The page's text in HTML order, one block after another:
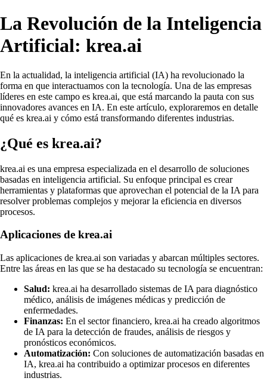
La Revolución de la Inteligencia
Artificial: krea.ai
En la actualidad, la inteligencia artificial (IA) ha revolucionado la
forma en que interactuamos con la tecnología. Una de las empresas
líderes en este campo es krea.ai, que está marcando la pauta con sus
innovadores avances en IA. En este artículo, exploraremos en detalle
qué es krea.ai y cómo está transformando diferentes industrias.
¿Qué es krea.ai?
krea.ai es una empresa especializada en el desarrollo de soluciones
basadas en inteligencia artificial. Su enfoque principal es crear
herramientas y plataformas que aprovechan el potencial de la IA para
resolver problemas complejos y mejorar la eficiencia en diversos
procesos.
Aplicaciones de krea.ai
Las aplicaciones de krea.ai son variadas y abarcan múltiples sectores.
Entre las áreas en las que se ha destacado su tecnología se encuentran:
Salud: krea.ai ha desarrollado sistemas de IA para diagnóstico
médico, análisis de imágenes médicas y predicción de
enfermedades.
Finanzas: En el sector financiero, krea.ai ha creado algoritmos
de IA para la detección de fraudes, análisis de riesgos y
pronósticos económicos.
Automatización: Con soluciones de automatización basadas en
IA, krea.ai ha contribuido a optimizar procesos en diferentes
industrias.